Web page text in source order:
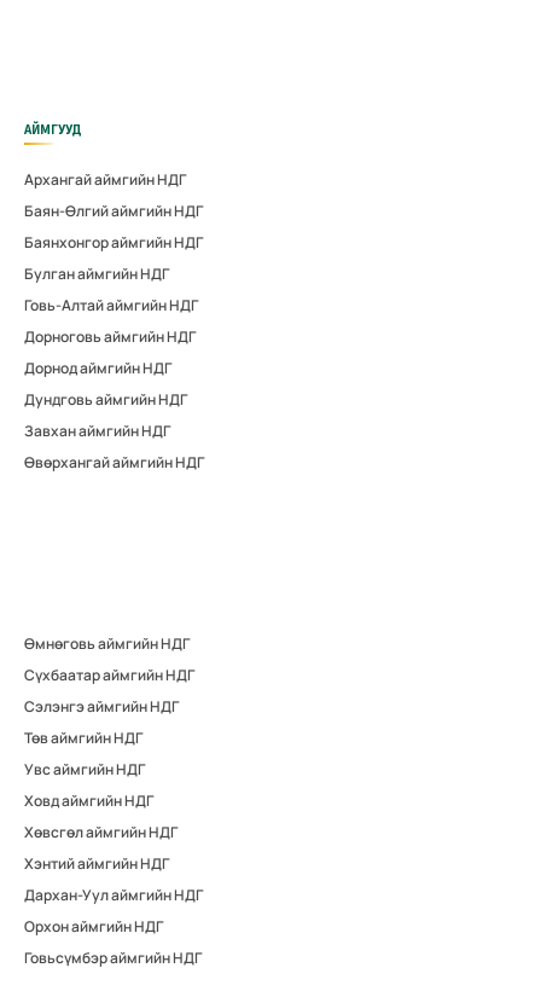
АЙМГУУД
Архангай аймгийн НДГ
Баян-Өлгий аймгийн НДГ
Баянхонгор аймгийн НДГ
Булган аймгийн НДГ
Говь-Алтай аймгийн НДГ
Дорноговь аймгийн НДГ
Дорнод аймгийн НДГ
Дундговь аймгийн НДГ
Завхан аймгийн НДГ
Өвөрхангай аймгийн НДГ
Өмнөговь аймгийн НДГ
Сүхбаатар аймгийн НДГ
Сэлэнгэ аймгийн НДГ
Төв аймгийн НДГ
Увс аймгийн НДГ
Ховд аймгийн НДГ
Хөвсгөл аймгийн НДГ
Хэнтий аймгийн НДГ
Дархан-Уул аймгийн НДГ
Орхон аймгийн НДГ
Говьсүмбэр аймгийн НДГ